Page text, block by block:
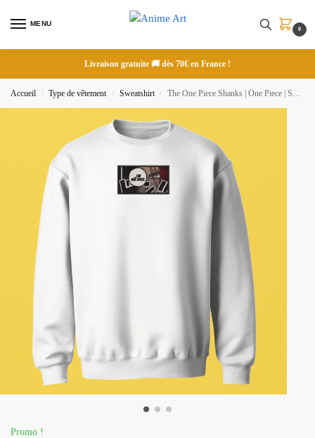
MENU
0
Livraison gratuite 🚚 dès 70€ en France !
Accueil / Type de vêtement / Sweatshirt / The One Piece Shanks | One Piece | Sweatshirt brodé
Promo !